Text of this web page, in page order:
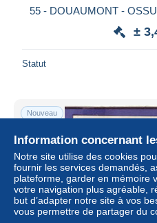
55 - DOUAUMONT -
±
Statut
Nouveau
Information concernant
Notre site utilise des cookies
fournir les services demandés,
plateforme, garder en mémoire
votre navigation plus agréable,
but d’adapter notre site à vos
vous permettre de partager du